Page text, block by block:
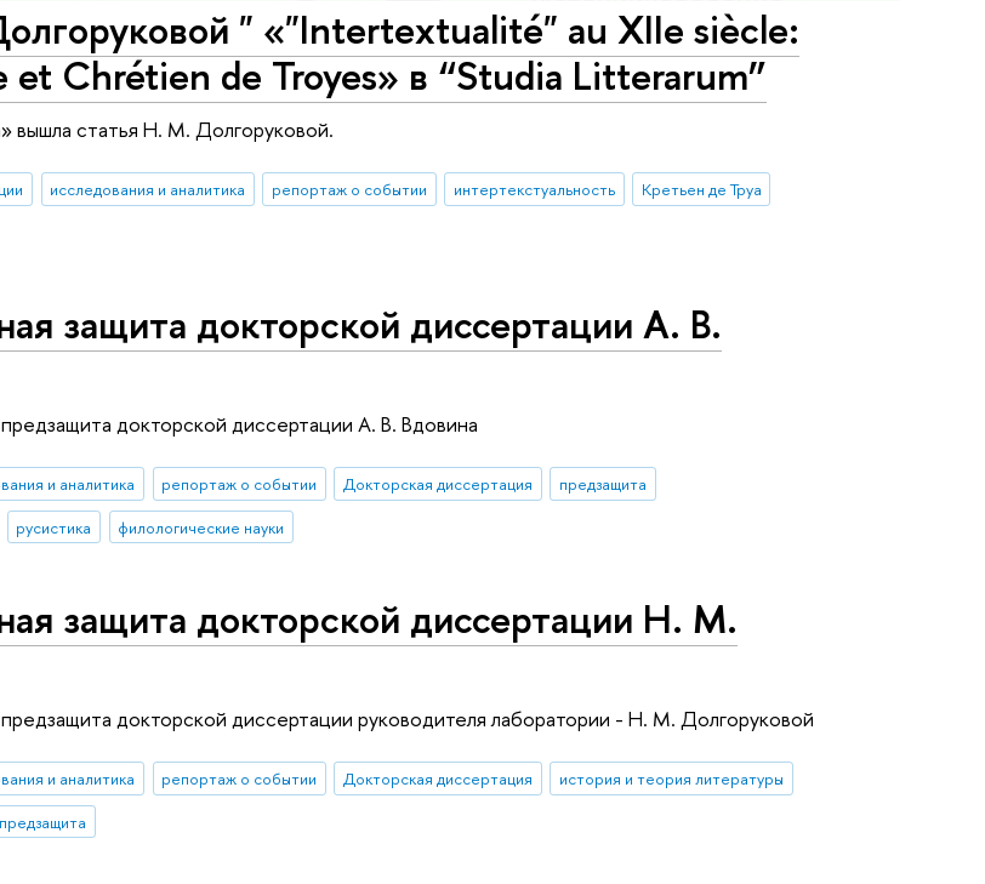
" «"Intertextualité" au XIIe siècle:
et Chrétien de Troyes» в “Studia Litterarum”
вышла статья Н. М. Долгоруковой.
исследования и аналитика репортаж о событии интертекстуальность
Кретьен де Труа
защита докторской диссертации А. В.
докторской диссертации А. В. Вдовина
и аналитика репортаж о событии Докторская диссертация
предзащита
русистика филологические науки
защита докторской диссертации Н. М.
докторской диссертации руководителя лаборатории - Н. М. Долгоруковой
и аналитика репортаж о событии Докторская диссертация
история и теория литературы
предзащита